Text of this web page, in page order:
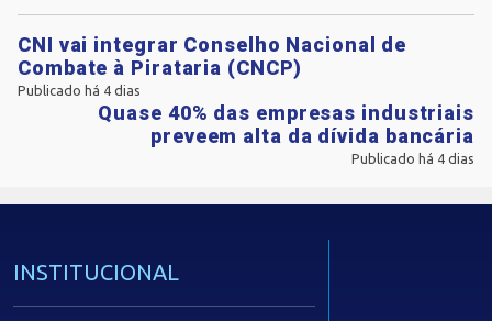
CNI vai integrar Conselho Nacional de
Combate à Pirataria (CNCP)
Publicado há 4 dias
Quase 40% das empresas industriais
preveem alta da dívida bancária
Publicado há 4 dias
INSTITUCIONAL